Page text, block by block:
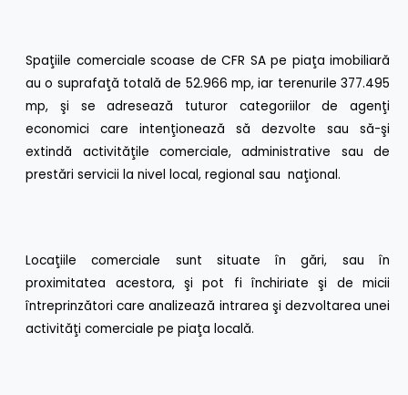
Spaţiile comerciale scoase de CFR SA pe piaţa imobiliară
au o suprafaţă totală de 52.966 mp, iar terenurile 377.495
mp, şi se adresează tuturor categoriilor de agenţi
economici care intenţionează să dezvolte sau să-şi
extindă activităţile comerciale, administrative sau de
prestări servicii la nivel local, regional sau naţional.
Locaţiile comerciale sunt situate în gări, sau în
proximitatea acestora, şi pot fi închiriate şi de micii
întreprinzători care analizează intrarea şi dezvoltarea unei
activităţi comerciale pe piaţa locală.